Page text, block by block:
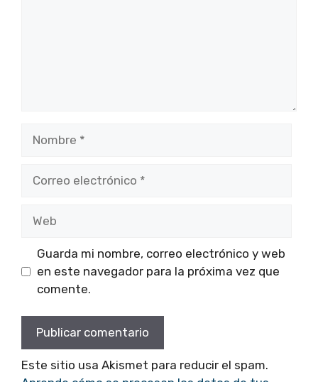
electrónico
Guarda mi nombre, correo electrónico y web
en este navegador para la próxima vez que
comente.
Este sitio usa Akismet para reducir el spam.